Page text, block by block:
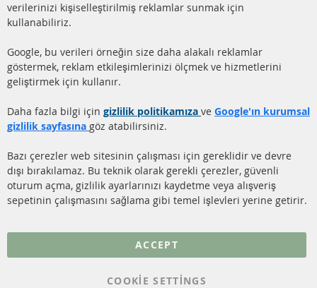
HIZLI LİNKLER
(DPF)
DİZEL PARTİKÜL FİLTRESİ
KATALİZÖR (KAT)
SSS
MÜŞTERİ
Hakkımızda
Gönderim ücreti
Daha fazla link
Veri koruma
Genel Çalışma Koşulları
verilerinizi kişiselleştirilmiş reklamlar sunmak için
kullanabiliriz.
Google, bu verileri örneğin size daha alakalı reklamlar
göstermek, reklam etkileşimlerinizi ölçmek ve hizmetlerini
geliştirmek için kullanır.
Daha fazla bilgi için gizlilik politikamıza ve Google'ın kurumsal
gizlilik sayfasına göz atabilirsiniz.
Bazı çerezler web sitesinin çalışması için gereklidir ve devre
dışı bırakılamaz. Bu teknik olarak gerekli çerezler, güvenli
oturum açma, gizlilik ayarlarınızı kaydetme veya alışveriş
sepetinin çalışmasını sağlama gibi temel işlevleri yerine getirir.
ACCEPT
COOKIE SETTINGS